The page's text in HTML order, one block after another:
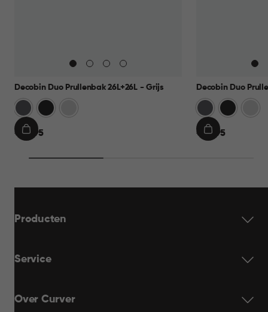
Decobin Duo Prullenbak 26L+26L - Grijs
Grijs Zwart
€€ 69,95
IN
Decobin Duo
Grijs Zwart
€€ 69,95
IN
Producten
Service
Over Curver